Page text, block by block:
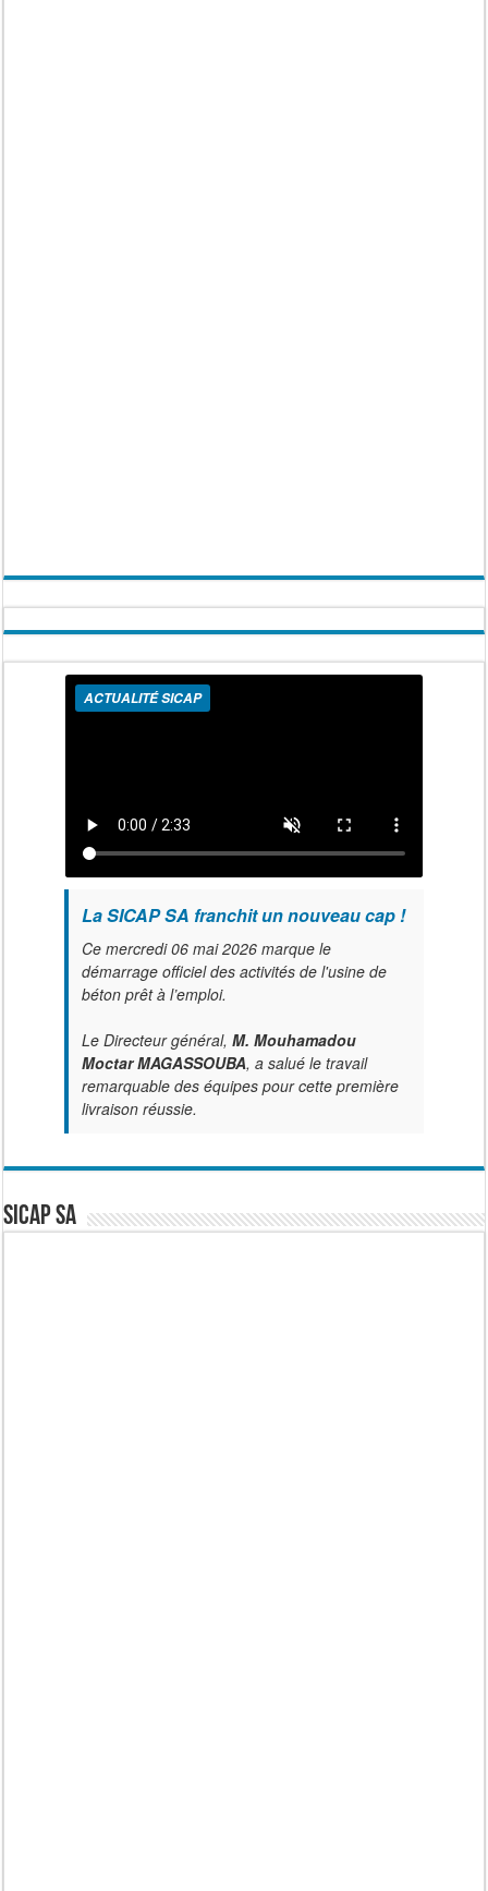
ACTUALITÉ SICAP
La SICAP SA franchit un nouveau cap !
Ce mercredi 06 mai 2026 marque le
démarrage officiel des activités de l'usine de
béton prêt à l’emploi.
Le Directeur général, M. Mouhamadou
Moctar MAGASSOUBA, a salué le travail
remarquable des équipes pour cette première
livraison réussie.
SICAP SA